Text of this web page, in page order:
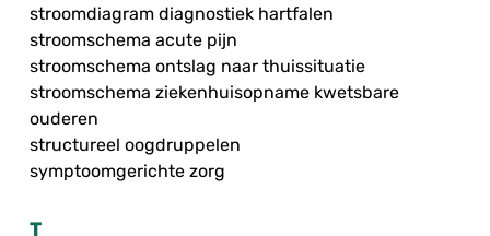
stroomdiagram diagnostiek hartfalen
stroomschema acute pijn
stroomschema ontslag naar thuissituatie
stroomschema ziekenhuisopname kwetsbare
ouderen
structureel oogdruppelen
symptoomgerichte zorg
T